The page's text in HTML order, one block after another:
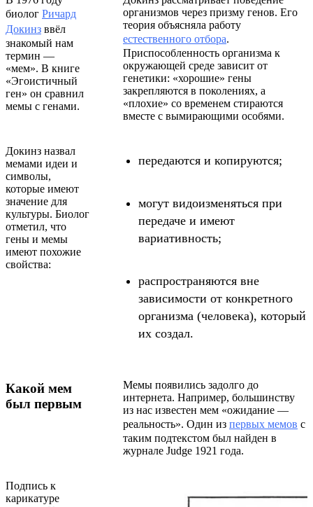
биолог Ричард
Докинз ввёл
знакомый нам
термин —
«мем». В книге
«Эгоистичный
ген» он сравнил
мемы с генами.
организмов через призму генов. Его
теория объясняла работу
естественного отбора.
Приспособленность организма к
окружающей среде зависит от
генетики: «хорошие» гены
закрепляются в поколениях, а
«плохие» со временем стираются
вместе с вымирающими особями.
Докинз назвал
мемами идеи и
символы,
которые имеют
значение для
культуры. Биолог
отметил, что
гены и мемы
имеют похожие
свойства:
передаются и копируются;
могут видоизменяться при
передаче и имеют
вариативность;
распространяются вне
зависимости от конкретного
организма (человека), который
их создал.
Какой мем
был первым
Мемы появились задолго до
интернета. Например, большинству
из нас известен мем «ожидание —
реальность». Один из первых мемов с
таким подтекстом был найден в
журнале Judge 1921 года.
Подпись к
карикатуре